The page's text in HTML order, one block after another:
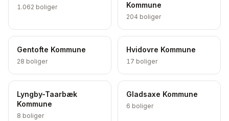
1.062 boliger
Kommune
204 boliger
Gentofte Kommune
28 boliger
Hvidovre Kommune
17 boliger
Lyngby-Taarbæk
Kommune
8 boliger
Gladsaxe Kommune
6 boliger